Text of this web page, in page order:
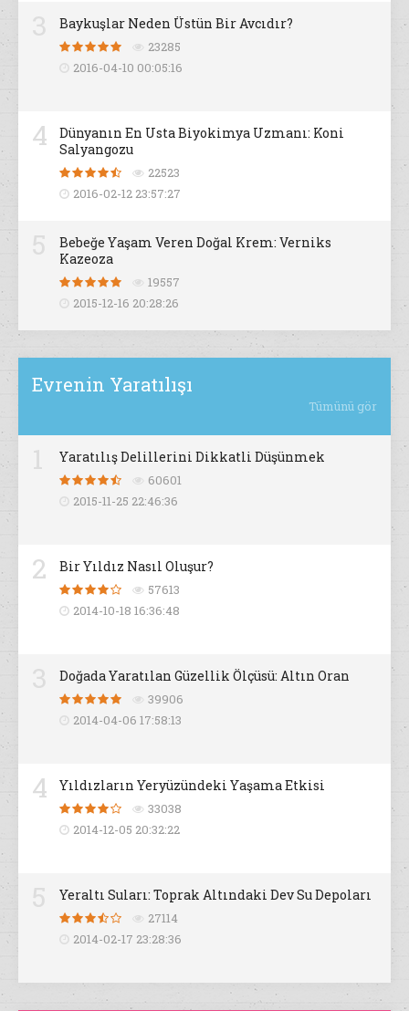
Baykuşlar Neden Üstün Bir Avcıdır?
23285
2016-04-10 00:05:16
4
Dünyanın En Usta Biyokimya Uzmanı: Koni
Salyangozu
22523
2016-02-12 23:57:27
Bebeğe Yaşam Veren Doğal Krem: Verniks
Kazeoza
19557
2015-12-16 20:28:26
Evrenin Yaratılışı
Tümünü gör
Yaratılış Delillerini Dikkatli Düşünmek
60601
2015-11-25 22:46:36
2 Bir Yıldız Nasıl Oluşur?
57613
2014-10-18 16:36:48
Doğada Yaratılan Güzellik Ölçüsü: Altın Oran
39906
2014-04-06 17:58:13
4 Yıldızların Yeryüzündeki Yaşama Etkisi
33038
2014-12-05 20:32:22
Yeraltı Suları: Toprak Altındaki Dev Su Depoları
27114
2014-02-17 23:28:36